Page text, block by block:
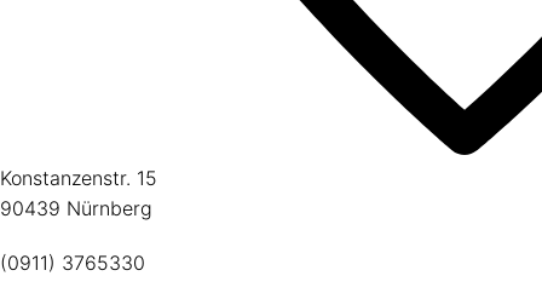
Konstanzenstr. 15
90439 Nürnberg
(0911) 3765330